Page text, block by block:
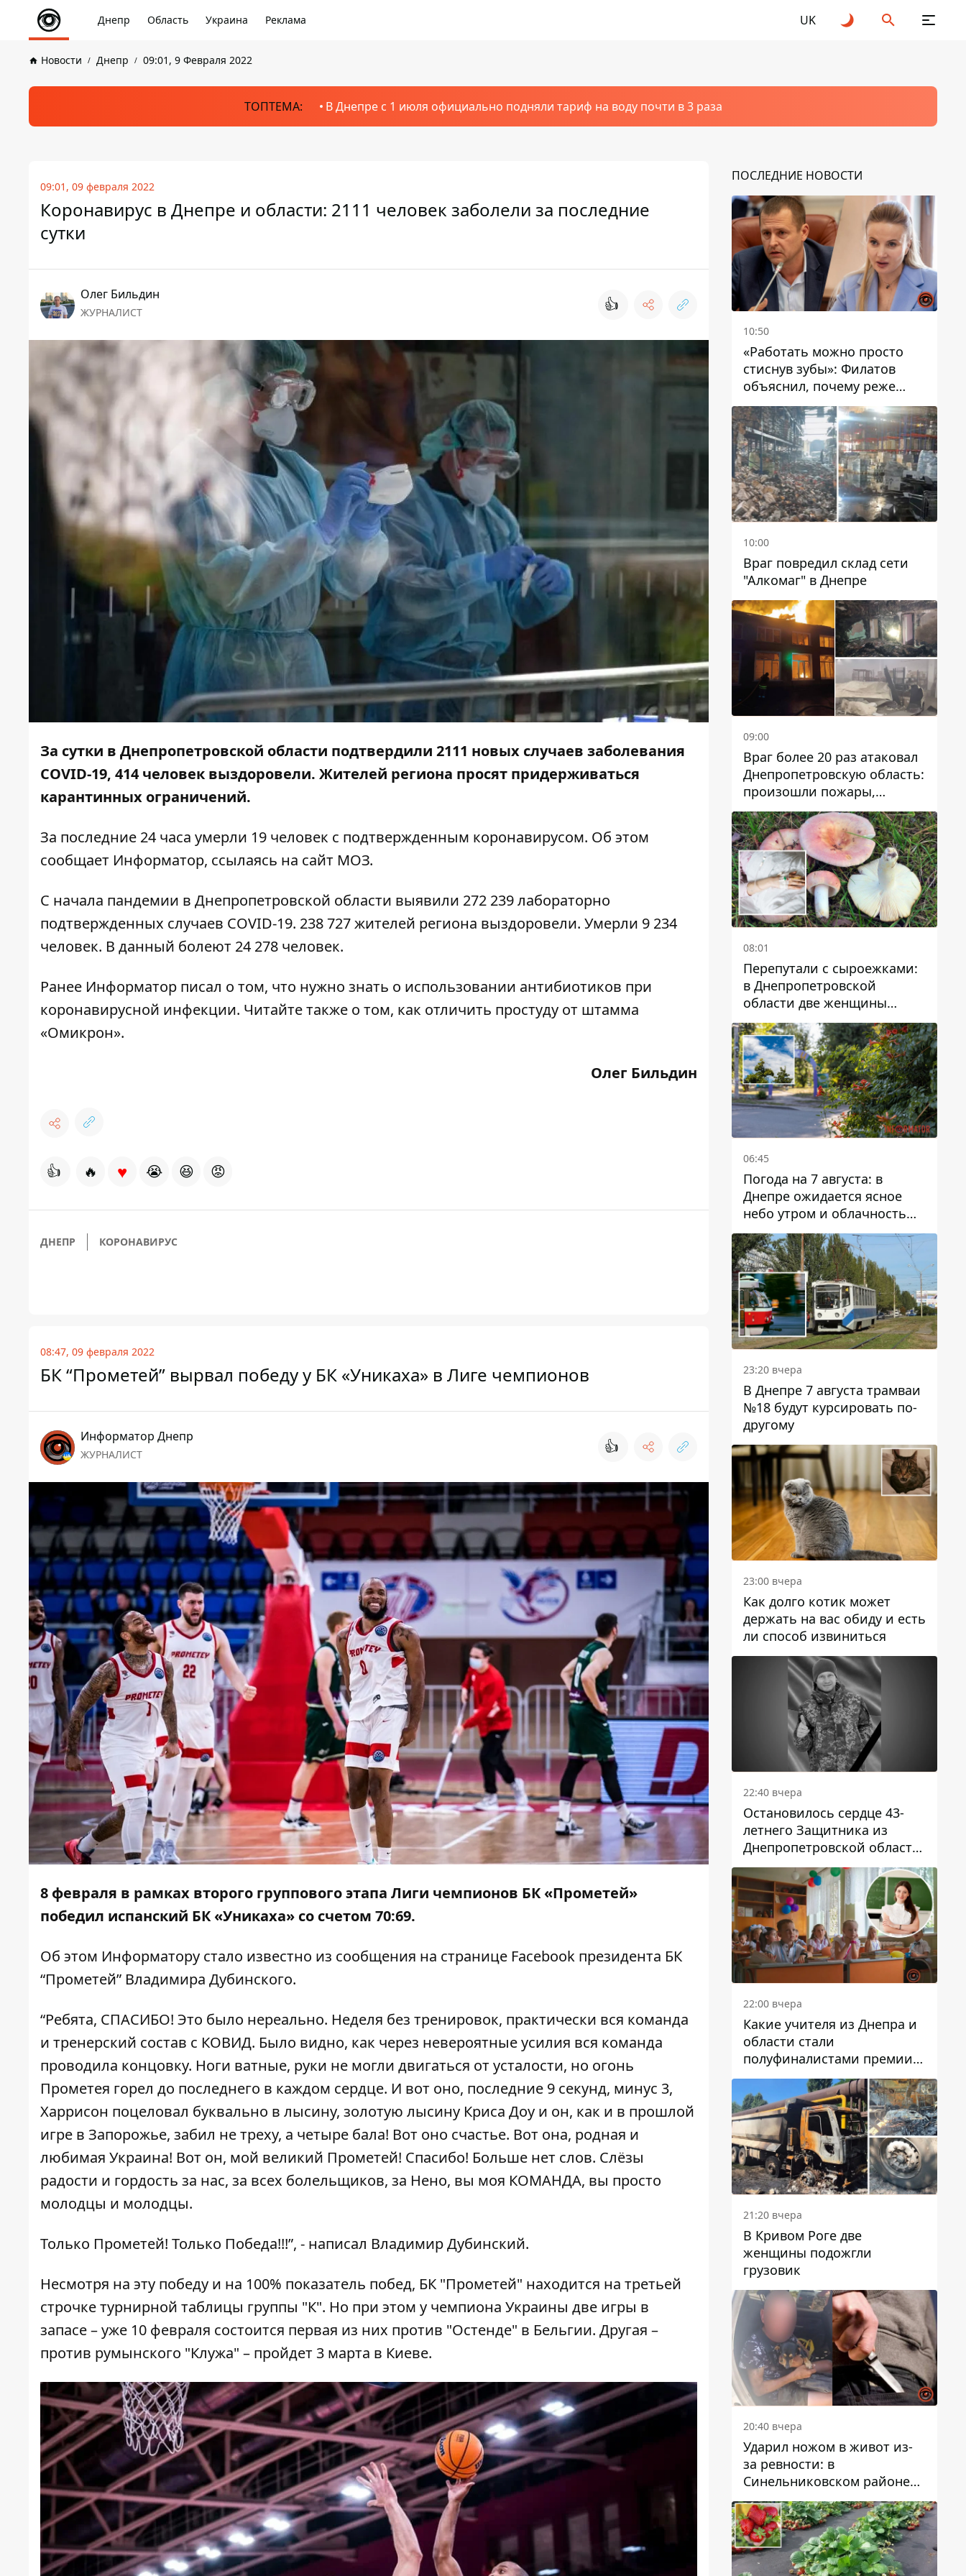
Днепр Область Украина Реклама UK
Новости Днепр 09:01, 9 Февраля 2022
ТОПТЕМА: В Днепре с 1 июля официально подняли тариф на воду почти в 3 раза
09:01, 09 февраля 2022
Коронавирус в Днепре и области: 2111 человек заболели за последние
сутки
Олег Бильдин
ЖУРНАЛИСТ 👍
За сутки в Днепропетровской области подтвердили 2111 новых случаев заболевания
COVID-19, 414 человек выздоровели. Жителей региона просят придерживаться
карантинных ограничений.
За последние 24 часа умерли 19 человек с подтвержденным коронавирусом. Об этом
сообщает Информатор, ссылаясь на сайт МОЗ.
С начала пандемии в Днепропетровской области выявили 272 239 лабораторно
подтвержденных случаев COVID-19. 238 727 жителей региона выздоровели. Умерли 9 234
человек. В данный болеют 24 278 человек.
Ранее Информатор писал о том, что нужно знать о использовании антибиотиков при
коронавирусной инфекции. Читайте также о том, как отличить простуду от штамма
«Омикрон».
Олег Бильдин
👍 🔥 ♥ 😭 😆 😡
ДНЕПР КОРОНАВИРУС
08:47, 09 февраля 2022
БК “Прометей” вырвал победу у БК «Уникаха» в Лиге чемпионов
Информатор Днепр
ЖУРНАЛИСТ 👍
8 февраля в рамках второго группового этапа Лиги чемпионов БК «Прометей»
победил испанский БК «Уникаха» со счетом 70:69.
Об этом Информатору стало известно из сообщения на странице Facebook президента БК
“Прометей” Владимира Дубинского.
“Ребята, СПАСИБО! Это было нереально. Неделя без тренировок, практически вся команда
и тренерский состав с КОВИД. Было видно, как через невероятные усилия вся команда
проводила концовку. Ноги ватные, руки не могли двигаться от усталости, но огонь
Прометея горел до последнего в каждом сердце. И вот оно, последние 9 секунд, минус 3,
Харрисон поцеловал буквально в лысину, золотую лысину Криса Доу и он, как и в прошлой
игре в Запорожье, забил не треху, а четыре бала! Вот оно счастье. Вот она, родная и
любимая Украина! Вот он, мой великий Прометей! Спасибо! Больше нет слов. Слёзы
радости и гордость за нас, за всех болельщиков, за Нено, вы моя КОМАНДА, вы просто
молодцы и молодцы.
Только Прометей! Только Победа!!!”, - написал Владимир Дубинский.
Несмотря на эту победу и на 100% показатель побед, БК "Прометей" находится на третьей
строчке турнирной таблицы группы "К". Но при этом у чемпиона Украины две игры в
запасе – уже 10 февраля состоится первая из них против "Остенде" в Бельгии. Другая –
против румынского "Клужа" – пройдет 3 марта в Киеве.
ПОСЛЕДНИЕ НОВОСТИ
10:50
«Работать можно просто
стиснув зубы»: Филатов
объяснил, почему реже
пишет в соцсетях и
раскритиковал медийность
чиновников
10:00
Враг повредил склад сети
"Алкомаг" в Днепре
09:00
Враг более 20 раз атаковал
Днепропетровскую область:
произошли пожары,
повреждены дома,
инфраструктура и авто
08:01
Перепутали с сыроежками:
в Днепропетровской
области две женщины
отравились грибами
06:45
Погода на 7 августа: в
Днепре ожидается ясное
небо утром и облачность
после обеда
23:20 вчера
В Днепре 7 августа трамваи
№18 будут курсировать по-
другому
23:00 вчера
Как долго котик может
держать на вас обиду и есть
ли способ извиниться
22:40 вчера
Остановилось сердце 43-
летнего Защитника из
Днепропетровской области
Евгения Зинченко
22:00 вчера
Какие учителя из Днепра и
области стали
полуфиналистами премии
Global Teacher Prize Ukraine
2026
21:20 вчера
В Кривом Роге две
женщины подожгли
грузовик
20:40 вчера
Ударил ножом в живот из-
за ревности: в
Синельниковском районе
задержали 49-летнего
мужчину за убийство